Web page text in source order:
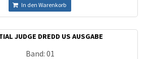
In den Warenkorb
JUDGE DREDD US AUSGABE
Band: 01